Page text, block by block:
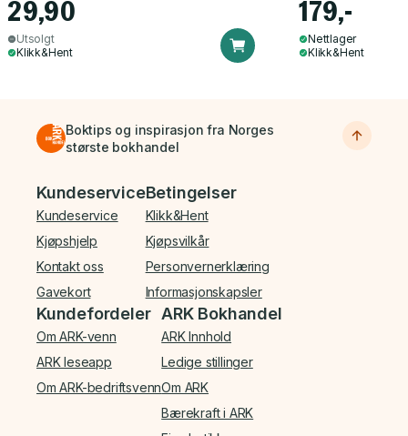
29,90
Utsolgt
Klikk&Hent
179,-
Nettlager
Klikk&Hent
Boktips og inspirasjon fra Norges
største bokhandel
Bunnmeny
Kundeservice
Kundeservice
Kjøpshjelp
Kontakt oss
Gavekort
Betingelser
Klikk&Hent
Kjøpsvilkår
Personvernerklæring
Informasjonskapsler
Kundefordeler
Om ARK-venn
ARK leseapp
Om ARK-bedriftsvenn
ARK Bokhandel
ARK Innhold
Ledige stillinger
Om ARK
Bærekraft i ARK